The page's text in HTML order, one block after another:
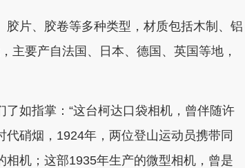
片、胶卷等多种类型，材质包括木制、铝
主要产自法国、日本、德国、英国等地，
如指掌：“这台柯达口袋相机，曾伴随许
硝烟，1924年，两位登山运动员携带同
机；这部1935年生产的微型相机，曾是